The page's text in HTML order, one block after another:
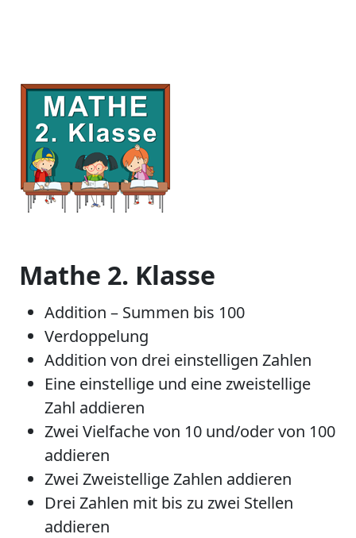
Mathe 2. Klasse
Addition – Summen bis 100
Verdoppelung
Addition von drei einstelligen Zahlen
Eine einstellige und eine zweistellige
Zahl addieren
Zwei Vielfache von 10 und/oder von 100
addieren
Zwei Zweistellige Zahlen addieren
Drei Zahlen mit bis zu zwei Stellen
addieren